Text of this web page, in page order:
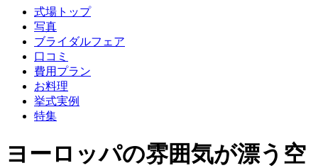
式場トップ
写真
ブライダルフェア
口コミ
費用プラン
お料理
挙式実例
特集
ヨーロッパの雰囲気が漂う空